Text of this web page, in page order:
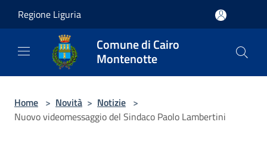
Regione Liguria
Comune di Cairo
Montenotte
Home > Novità > Notizie >
Nuovo videomessaggio del Sindaco Paolo Lambertini